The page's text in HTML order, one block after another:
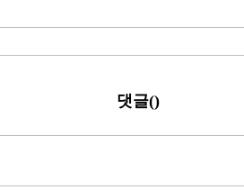
댓글()